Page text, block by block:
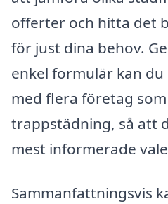
offerter och hitta det
för just dina behov.
enkel formulär kan
med flera företag
trappstädning, så att
mest informerade
Sammanfattningsvis